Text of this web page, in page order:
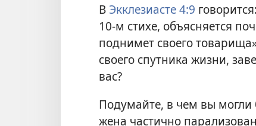
В Экклезиасте 4:9
10-м стихе, объясняется
поднимет своего
своего спутника жизни,
вас?
Подумайте, в чем вы могли
жена частично